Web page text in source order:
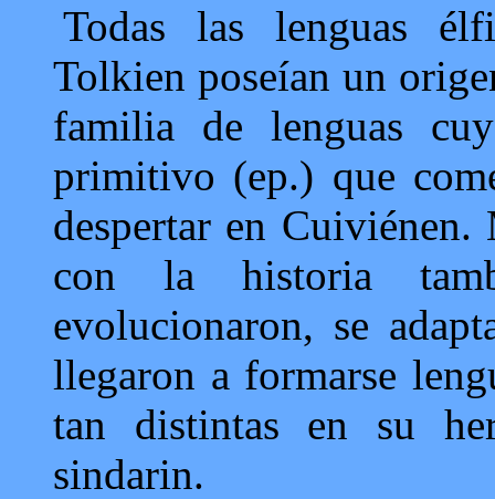
Todas las lenguas
Tolkien poseían un
familia de lenguas
primitivo (ep.) que
despertar en Cuiviénen.
con la historia
evolucionaron, se
llegaron a formarse
tan distintas en su
sindarin.